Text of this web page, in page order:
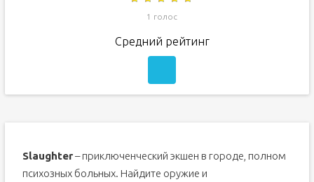
1 голос
Средний рейтинг
Slaughter– приключенческий экшен в городе, полном
психозных больных. Найдите оружие и